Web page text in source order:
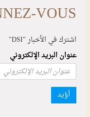
VOUS !
اشترك في الأخبار "DSI"
عنوان البريد الإلكتروني
أؤيد